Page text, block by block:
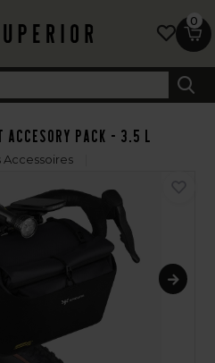
0
Pack - 3.5 L
Accessoires